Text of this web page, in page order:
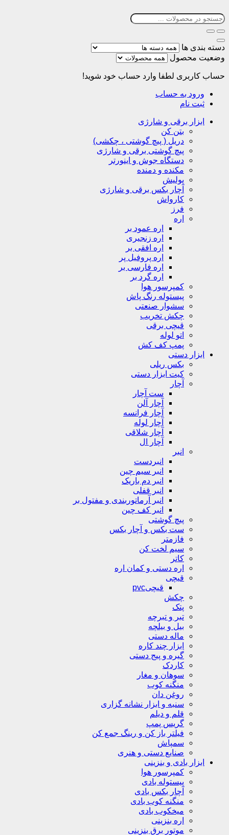
دسته بندی ها
وضعیت محصول
حساب کاربری لطفا وارد حساب خود شوید!
ورود به حساب
ثبت نام
ابزار برقی و شارژی
بتن کن
دریل ( پیچ گوشتی ، چکشی)
پیچ گوشتی برقی و شارژی
دستگاه جوش و اینورتر
مکنده و دمنده
پولیش
آچار بکس برقی و شارژی
کارواش
فرز
اره
اره عمود بر
اره زنجیری
اره افقی بر
اره پروفیل پر
اره فارسی بر
اره گرد بر
کمپرسور هوا
پیستوله رنگ پاش
سشوار صنعتی
چکش تخریب
قیچی برقی
اتو لوله
پمپ کف کش
ابزار دستی
بکس ریلی
کیت ابزار دستی
آچار
ست آچار
آچار آلن
آچار فرانسه
آچار لوله
آچار شلاقی
آچار ال
انبر
انبردست
انبر سیم چین
انبر دم باریک
انبر قفلی
انبر آرماتوربندی و مفتول بر
انبر کف چین
پیچ گوشتی
ست بکس و آچار بکس
فازمتر
سیم لخت کن
کاتر
اره دستی و کمان اره
قیچی
قیچیpvc
چکش
پتک
تبر و تبرچه
بیل و بیلچه
ماله دستی
ابزار چند کاره
گیره و پیج دستی
کاردک
سوهان و مغار
منگنه کوب
روغن دان
سنبه و ابزار نشانه گزاری
قلم و دیلم
گریس پمپ
فیلتر باز کن و رینگ جمع کن
سمپاش
صنایع دستی و هنری
ابزار بادی و بنزینی
کمپرسور هوا
پیستوله بادی
آچار بکس بادی
منگنه کوب بادی
میخکوب بادی
اره بنزینی
موتور برق بنزینی